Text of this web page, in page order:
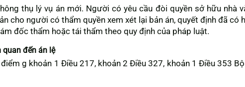
thụ lý vụ án mới. Người có yêu cầu đòi quyền sở hữu nhà
cho người có thẩm quyền xem xét lại bản án, quyết định đã có
đốc thẩm hoặc tái thẩm theo quy định của pháp luật.
quan đến án lệ
g khoản 1 Điều 217, khoản 2 Điều 327, khoản 1 Điều 353